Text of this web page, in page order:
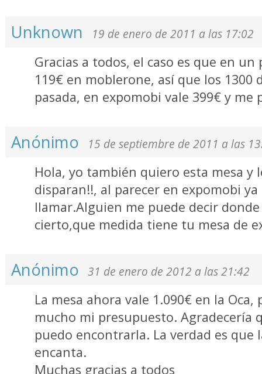
Unknown 19 de enero de 2011 a las 17:02
Gracias a todos, el caso es que en
119€ en moblerone, así que los 1300
pasada, en expomobi vale 399€ y
Anónimo 15 de septiembre de 2011 a las
Hola, yo también quiero esta mesa y
disparan!!, al parecer en expomobi
llamar.Alguien me puede decir
cierto,que medida tiene tu mesa de
Anónimo 31 de enero de 2012 a las 21:42
La mesa ahora vale 1.090€ en la
mucho mi presupuesto. Agradecería
puedo encontrarla. La verdad es que
encanta.
Muchas gracias a todos